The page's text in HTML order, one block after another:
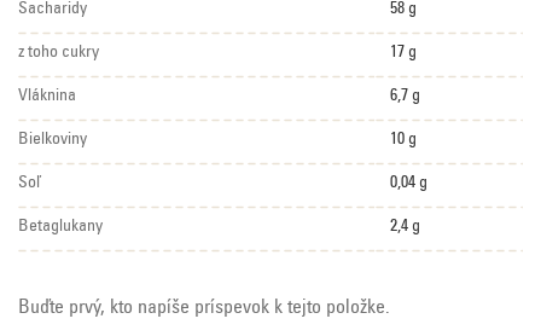
Sacharidy 58 g
z toho cukry 17 g
Vláknina 6,7 g
Bielkoviny 10 g
Soľ 0,04 g
Betaglukany 2,4 g
Buďte prvý, kto napíše príspevok k tejto položke.